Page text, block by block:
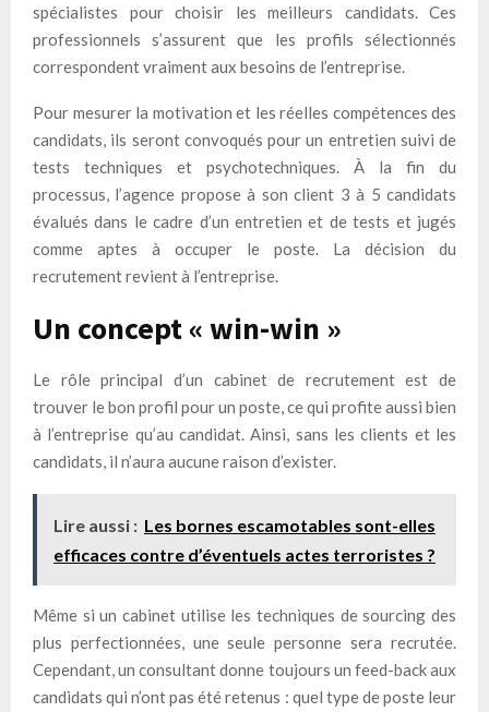
spécialistes pour choisir les meilleurs candidats. Ces
professionnels s’assurent que les profils sélectionnés
correspondent vraiment aux besoins de l’entreprise.
Pour mesurer la motivation et les réelles compétences des
candidats, ils seront convoqués pour un entretien suivi de
tests techniques et psychotechniques. À la fin du
processus, l’agence propose à son client 3 à 5 candidats
évalués dans le cadre d’un entretien et de tests et jugés
comme aptes à occuper le poste. La décision du
recrutement revient à l’entreprise.
Un concept « win-win »
Le rôle principal d’un cabinet de recrutement est de
trouver le bon profil pour un poste, ce qui profite aussi bien
à l’entreprise qu’au candidat. Ainsi, sans les clients et les
candidats, il n’aura aucune raison d’exister.
Lire aussi : Les bornes escamotables sont-elles
efficaces contre d’éventuels actes terroristes ?
Même si un cabinet utilise les techniques de sourcing des
plus perfectionnées, une seule personne sera recrutée.
Cependant, un consultant donne toujours un feed-back aux
candidats qui n’ont pas été retenus : quel type de poste leur